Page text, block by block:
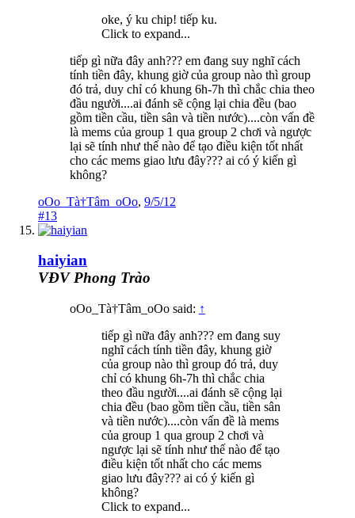
oke, ý ku chip! tiếp ku.
Click to expand...
tiếp gì nữa đây anh??? em đang suy nghĩ cách
tính tiền đây, khung giờ của group nào thì group
đó trả, duy chỉ có khung 6h-7h thì chắc chia theo
đầu người....ai đánh sẽ cộng lại chia đều (bao
gồm tiền cầu, tiền sân và tiền nước)....còn vấn đề
là mems của group 1 qua group 2 chơi và ngược
lại sẽ tính như thế nào để tạo điều kiện tốt nhất
cho các mems giao lưu đây??? ai có ý kiến gì
không?
oOo_Tà†Tâm_oOo, 9/5/12
#13
haiyian
VĐV Phong Trào
oOo_Tà†Tâm_oOo said: ↑
tiếp gì nữa đây anh??? em đang suy
nghĩ cách tính tiền đây, khung giờ
của group nào thì group đó trả, duy
chỉ có khung 6h-7h thì chắc chia
theo đầu người....ai đánh sẽ cộng lại
chia đều (bao gồm tiền cầu, tiền sân
và tiền nước)....còn vấn đề là mems
của group 1 qua group 2 chơi và
ngược lại sẽ tính như thế nào để tạo
điều kiện tốt nhất cho các mems
giao lưu đây??? ai có ý kiến gì
không?
Click to expand...